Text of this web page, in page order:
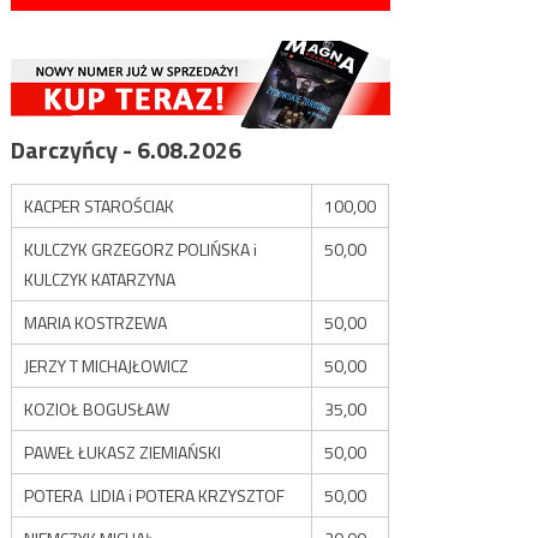
Darczyńcy - 6.08.2026
KACPER STAROŚCIAK
100,00
KULCZYK GRZEGORZ POLIŃSKA i
KULCZYK KATARZYNA
50,00
MARIA KOSTRZEWA
50,00
JERZY T MICHAJŁOWICZ
50,00
KOZIOŁ BOGUSŁAW
35,00
PAWEŁ ŁUKASZ ZIEMIAŃSKI
50,00
POTERA LIDIA i POTERA KRZYSZTOF
50,00